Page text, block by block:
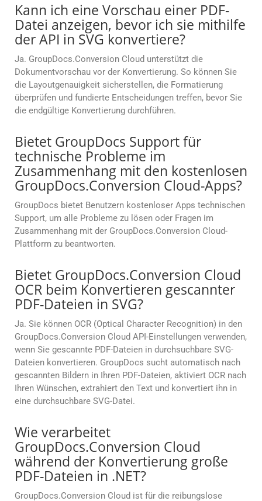
Kann ich eine Vorschau einer PDF-
Datei anzeigen, bevor ich sie mithilfe
der API in SVG konvertiere?
Ja. GroupDocs.Conversion Cloud unterstützt die
Dokumentvorschau vor der Konvertierung. So können Sie
die Layoutgenauigkeit sicherstellen, die Formatierung
überprüfen und fundierte Entscheidungen treffen, bevor Sie
die endgültige Konvertierung durchführen.
Bietet GroupDocs Support für
technische Probleme im
Zusammenhang mit den kostenlosen
GroupDocs.Conversion Cloud-Apps?
GroupDocs bietet Benutzern kostenloser Apps technischen
Support, um alle Probleme zu lösen oder Fragen im
Zusammenhang mit der GroupDocs.Conversion Cloud-
Plattform zu beantworten.
Bietet GroupDocs.Conversion Cloud
OCR beim Konvertieren gescannter
PDF-Dateien in SVG?
Ja. Sie können OCR (Optical Character Recognition) in den
GroupDocs.Conversion Cloud API-Einstellungen verwenden,
wenn Sie gescannte PDF-Dateien in durchsuchbare SVG-
Dateien konvertieren. GroupDocs sucht automatisch nach
gescannten Bildern in Ihren PDF-Dateien, aktiviert OCR nach
Ihren Wünschen, extrahiert den Text und konvertiert ihn in
eine durchsuchbare SVG-Datei.
Wie verarbeitet
GroupDocs.Conversion Cloud
während der Konvertierung große
PDF-Dateien in .NET?
GroupDocs.Conversion Cloud ist für die reibungslose